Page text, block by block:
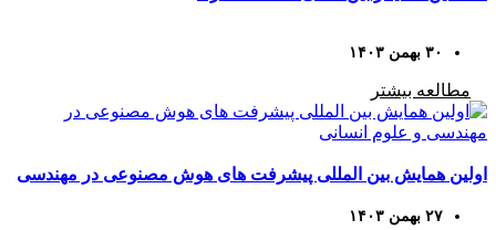
۳۰ بهمن ۱۴۰۳
مطالعه بیشتر
اولین همایش بین المللی پیشرفت های هوش مصنوعی در مهندسی
۲۷ بهمن ۱۴۰۳